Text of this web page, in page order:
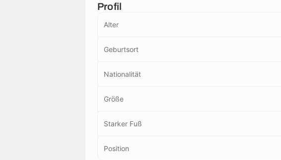
Profil
Alter
Geburtsort
Nationalität
Größe
Starker Fuß
Position